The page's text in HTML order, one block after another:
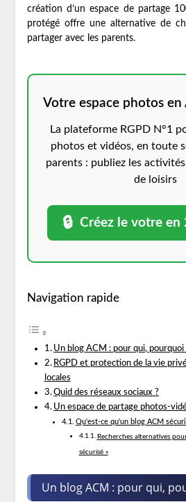
création d’un espace de partage
protégé offre une alternative de
partager avec les parents.
Votre espace photos en
La plateforme RGPD N°1
photos et vidéos, en toute
parents : publiez les
de loisirs
🔒 Créez le votre en
Navigation rapide
Un blog ACM : pour qui, pourquoi
RGPD et protection de la vie
locales
Quid des réseaux sociaux ?
Un espace de partage photos-
Qu'est-ce qu'un blog ACM
Recherches alternatives
sécurisé »
Un blog ACM : pour qui,